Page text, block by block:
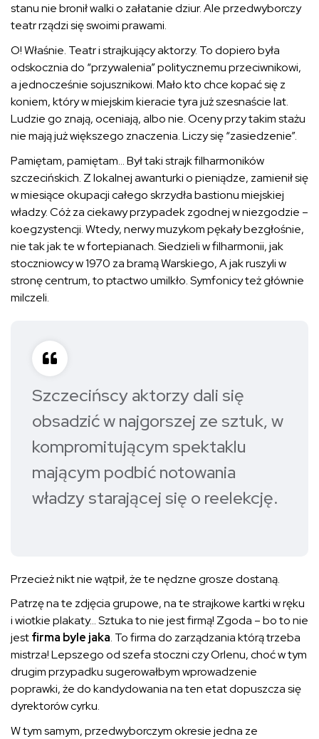
stanu nie bronił walki o załatanie dziur. Ale przedwyborczy
teatr rządzi się swoimi prawami.
O! Właśnie. Teatr i strajkujący aktorzy. To dopiero była
odskocznia do “przywalenia” politycznemu przeciwnikowi,
a jednocześnie sojusznikowi. Mało kto chce kopać się z
koniem, który w miejskim kieracie tyra już szesnaście lat.
Ludzie go znają, oceniają, albo nie. Oceny przy takim stażu
nie mają już większego znaczenia. Liczy się “zasiedzenie”.
Pamiętam, pamiętam… Był taki strajk filharmoników
szczecińskich. Z lokalnej awanturki o pieniądze, zamienił się
w miesiące okupacji całego skrzydła bastionu miejskiej
władzy. Cóż za ciekawy przypadek zgodnej w niezgodzie –
koegzystencji. Wtedy, nerwy muzykom pękały bezgłośnie,
nie tak jak te w fortepianach. Siedzieli w filharmonii, jak
stoczniowcy w 1970 za bramą Warskiego, A jak ruszyli w
stronę centrum, to ptactwo umilkło. Symfonicy też głównie
milczeli.
Szczecińscy aktorzy dali się
obsadzić w najgorszej ze sztuk, w
kompromitującym spektaklu
mającym podbić notowania
władzy starającej się o reelekcję.
Przecież nikt nie wątpił, że te nędzne grosze dostaną.
Patrzę na te zdjęcia grupowe, na te strajkowe kartki w ręku
i wiotkie plakaty… Sztuka to nie jest firmą! Zgoda – bo to nie
jestfirma byle jaka. To firma do zarządzania którą trzeba
mistrza! Lepszego od szefa stoczni czy Orlenu, choć w tym
drugim przypadku sugerowałbym wprowadzenie
poprawki, że do kandydowania na ten etat dopuszcza się
dyrektorów cyrku.
W tym samym, przedwyborczym okresie jedna ze